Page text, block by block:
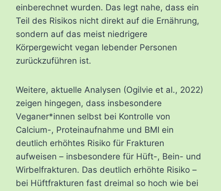
einberechnet wurden. Das legt nahe, dass ein
Teil des Risikos nicht direkt auf die Ernährung,
sondern auf das meist niedrigere
Körpergewicht vegan lebender Personen
zurückzuführen ist.
Weitere, aktuelle Analysen (Ogilvie et al., 2022)
zeigen hingegen, dass insbesondere
Veganer*innen selbst bei Kontrolle von
Calcium-, Proteinaufnahme und BMI ein
deutlich erhöhtes Risiko für Frakturen
aufweisen – insbesondere für Hüft-, Bein- und
Wirbelfrakturen. Das deutlich erhöhte Risiko –
bei Hüftfrakturen fast dreimal so hoch wie bei